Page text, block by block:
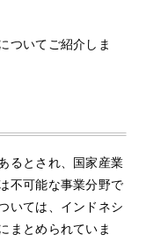
ついてご紹介しま
るとされ、国家産業
不可能な事業分野で
いては、インドネシ
まとめられていま